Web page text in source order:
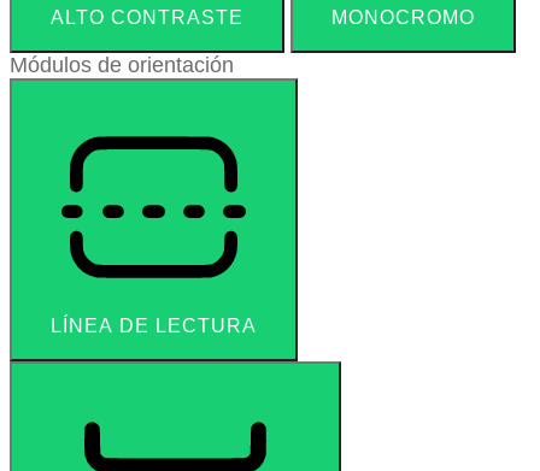
ALTO CONTRASTE MONOCROMO
Módulos de orientación
LÍNEA DE LECTURA